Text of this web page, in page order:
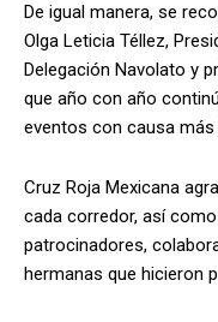
De igual manera, se
Olga Leticia Téllez,
Delegación Navolato y
que año con año
eventos con causa
Cruz Roja Mexicana
cada corredor, así
patrocinadores,
hermanas que hicieron